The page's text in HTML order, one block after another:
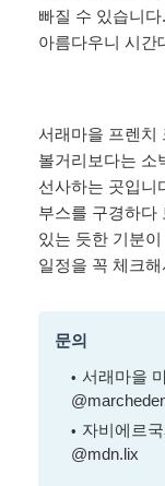
빠질 수 있습니
아름다우니 시간
서래마을 프렌치
볼거리보다는 소
선사하는 곳입니
부스를 구경하다
있는 듯한 기분
일정을 꼭 체크
문의
서래마을
자비에르
@mdn.lix